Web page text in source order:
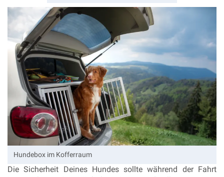
Hundebox im Kofferraum
Die Sicherheit Deines Hundes sollte während der Fahrt